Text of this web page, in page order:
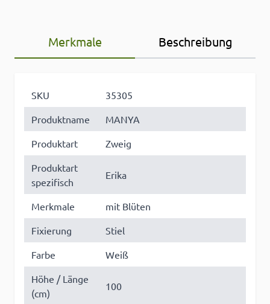
Merkmale Beschreibung
SKU
35305
Produktname
MANYA
Produktart
Zweig
Produktart
spezifisch
Erika
Merkmale
mit Blüten
Fixierung
Stiel
Farbe
Weiß
Höhe / Länge
(cm)
100